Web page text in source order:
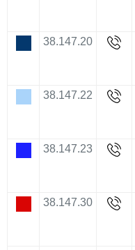
38.147.20
38.147.22
38.147.23
38.147.30